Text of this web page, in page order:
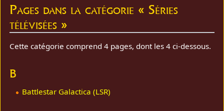
Pages dans la catégorie « Séries
télévisées »
Cette catégorie comprend 4 pages, dont les 4 ci-dessous.
B
Battlestar Galactica (LSR)